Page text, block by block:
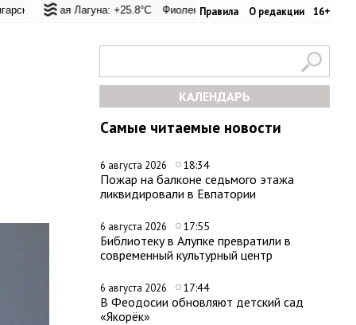
Правила О редакции 16+
Лагуна: +25.8°C Фиолент: +26.1°C Казачья бухта: +26.2°C
+25°C Евпатория: +32°C Керчь: +33.1°C Никитский сад:
КАЛЕНДАРЬ
Самые читаемые новости
6 августа 2026 18:34
Пожар на балконе седьмого этажа
ликвидировали в Евпатории
6 августа 2026 17:55
Библиотеку в Алупке превратили в
современный культурный центр
6 августа 2026 17:44
В Феодосии обновляют детский сад
«Якорёк»